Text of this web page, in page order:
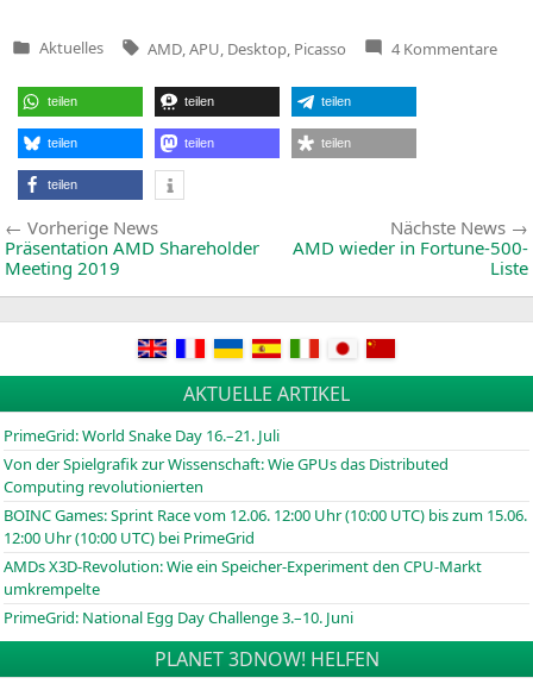
Veröffentlicht
Aktuelles Tags:
AMD APU Desktop Picasso 4 Kommentarezu
Mehr
teilen teilen teilen
teilen teilen teilen
teilen
Beitragsnavigation
Vorherige NewsVorherige
News:
Präsentation AMD Shareholder
Meeting 2019
Nächste News
AMD wieder in Fortune-500-
Liste
AKTUELLE ARTIKEL
PrimeGrid: World Snake Day 16.–21. Juli
Von der Spielgrafik zur Wissenschaft: Wie GPUs das Distributed
Computing revolutionierten
BOINCGames: Sprint Race vom 12.06. 12:00 Uhr (10:00 UTC) bis zum 15.06.
12:00 Uhr (10:00 UTC) bei PrimeGrid
AMDs X3D-Revolution: Wie ein Speicher-Experiment den CPU-Markt
umkrempelte
PrimeGrid: National Egg Day Challenge 3.–10. Juni
PLANET 3DNOW! HELFEN